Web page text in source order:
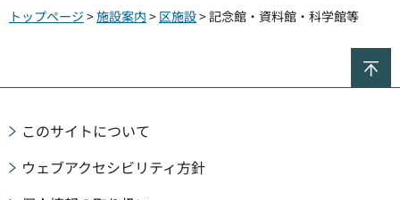
トップページ >施設案内 > 区施設> 記念館・資料館・科学館等
このサイトについて
ウェブアクセシビリティ方針